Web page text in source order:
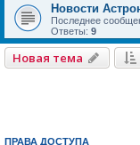
Новости
Последнее
Ответы: 9
Новая тема
ПРАВА ДОСТУПА